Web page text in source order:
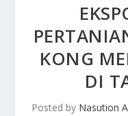
KONG
DI
Posted by Nasution